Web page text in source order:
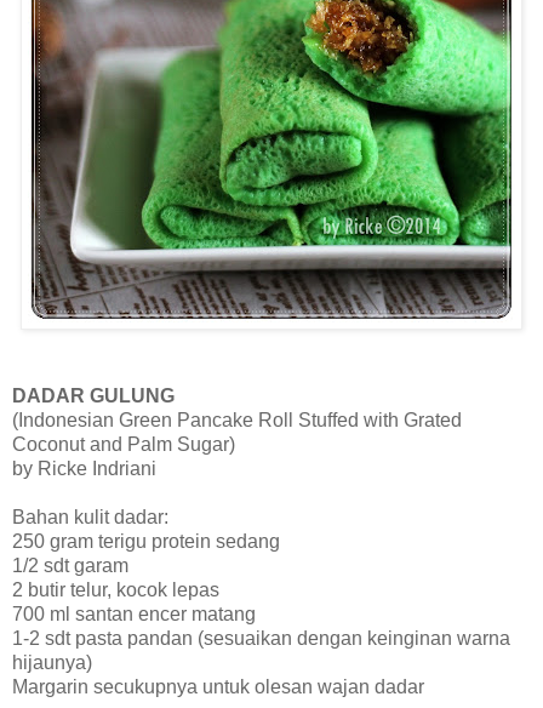
DADAR GULUNG
(Indonesian Green Pancake Roll Stuffed with Grated
Coconut and Palm Sugar)
by Ricke Indriani
Bahan kulit dadar:
250 gram terigu protein sedang
1/2 sdt garam
2 butir telur, kocok lepas
700 ml santan encer matang
1-2 sdt pasta pandan (sesuaikan dengan keinginan warna
hijaunya)
Margarin secukupnya untuk olesan wajan dadar